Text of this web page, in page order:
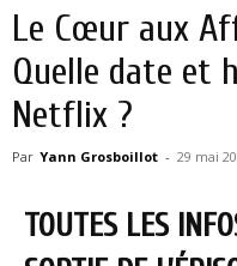
Le Cœur aux
Quelle date et
Netflix ?
Par Yann Grosboillot - 29 mai
TOUTES LES